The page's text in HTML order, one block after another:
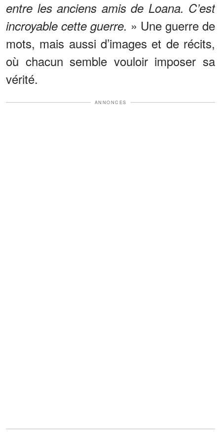
entre les anciens amis de Loana. C’est
incroyable cette guerre. » Une guerre de
mots, mais aussi d’images et de récits,
où chacun semble vouloir imposer sa
vérité.
ANNONCES